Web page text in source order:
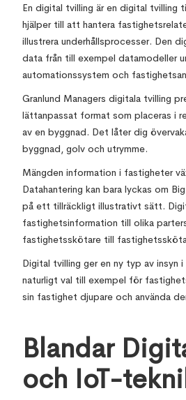
En digital tvilling är en digital tvilling
hjälper till att hantera
illustrera underhållsprocesser. Den
data från till exempel datamodeller
automationssystem och
Granlund Managers digitala tvilling
lättanpassat format som placeras i
av en byggnad. Det låter dig
byggnad, golv och utrymme.
Mängden information i fastigheter
Datahantering kan bara lyckas om
på ett tillräckligt illustrativt sätt.
fastighetsinformation till olika
fastighetsskötare till
Digital tvilling ger en ny typ av insyn
naturligt val till exempel för
sin fastighet djupare och använda
Blandar
och IoT-